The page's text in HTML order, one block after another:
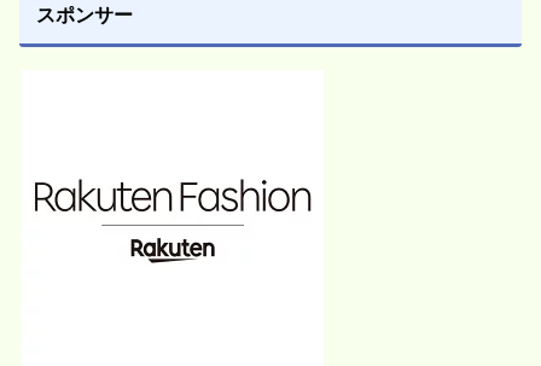
スポンサー